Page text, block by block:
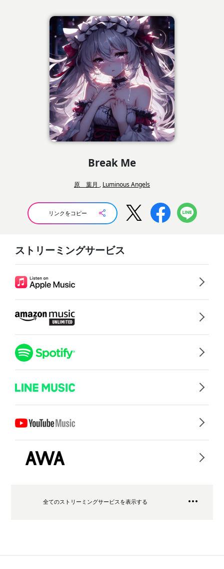
Break Me
原 葉月 , Luminous Angels
リンクをコピー
ストリーミングサービス
全てのストリーミングサービスを表示する